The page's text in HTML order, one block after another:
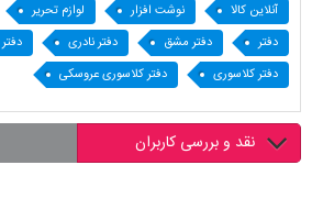
آنلاین کالا نوشت افزار لوازم تحریر
دفتر
دفتر مشق دفتر نادری
دفتر 100 برگ
دفتر کلاسوری
دفتر کلاسوری عروسکی
نقد و بررسی کاربران